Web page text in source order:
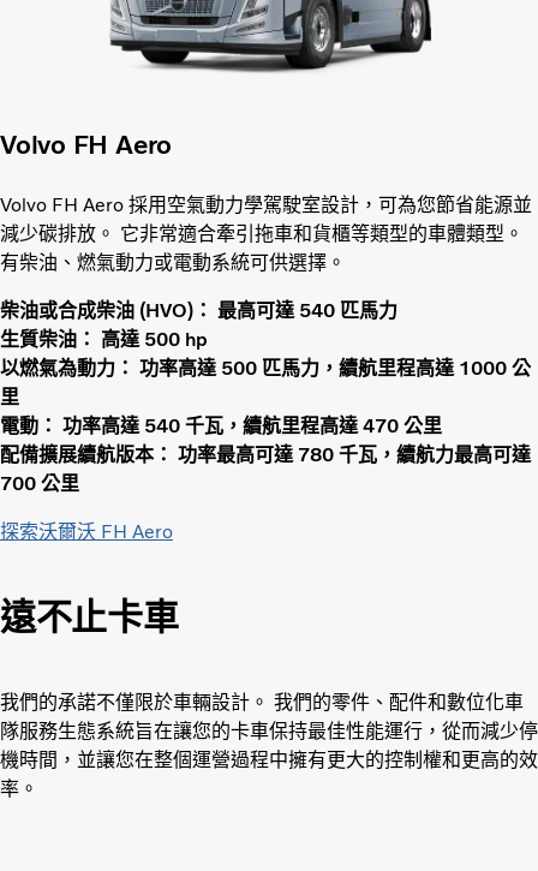
Volvo FH Aero
Volvo FH Aero 採用空氣動力學駕駛室設計，可為您節省能源並
減少碳排放。 它非常適合牽引拖車和貨櫃等類型的車體類型。
有柴油、燃氣動力或電動系統可供選擇。
柴油或合成柴油 (HVO)： 最高可達 540 匹馬力
生質柴油： 高達 500 hp
以燃氣為動力： 功率高達 500 匹馬力，續航里程高達 1000 公
里
電動： 功率高達 540 千瓦，續航里程高達 470 公里
配備擴展續航版本： 功率最高可達 780 千瓦，續航力最高可達
700 公里
探索沃爾沃 FH Aero
遠不止卡車
我們的承諾不僅限於車輛設計。 我們的零件、配件和數位化車
隊服務生態系統旨在讓您的卡車保持最佳性能運行，從而減少停
機時間，並讓您在整個運營過程中擁有更大的控制權和更高的效
率。